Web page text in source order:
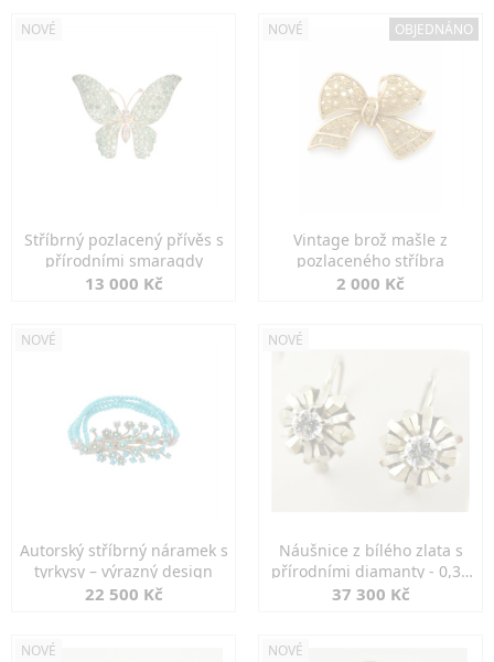
NOVÉ
Stříbrný pozlacený přívěs s
přírodními smaragdy
13 000 Kč
NOVÉ OBJEDNÁNO
Vintage brož mašle z
pozlaceného stříbra
2 000 Kč
NOVÉ
Autorský stříbrný náramek s
tyrkysy – výrazný design
22 500 Kč
NOVÉ
Náušnice z bílého zlata s
přírodními diamanty - 0,30
ct
37 300 Kč
NOVÉ NOVÉ